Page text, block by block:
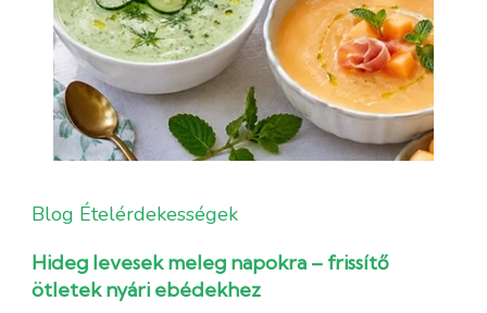
Blog Ételérdekességek
Hideg levesek meleg napokra – frissítő
ötletek nyári ebédekhez